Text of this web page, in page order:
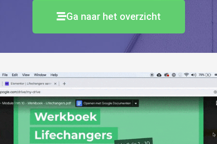
Ga naar het overzicht